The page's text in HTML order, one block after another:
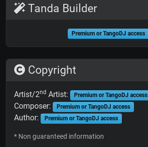
Tanda Builder
Premium or TangoDJ access
Copyright
Artist/2nd Artist: Premium or TangoDJ access
Composer: Premium or TangoDJ access
Author: Premium or TangoDJ access
* Non guaranteed information